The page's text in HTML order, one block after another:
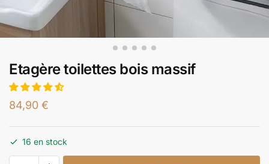
Etagère toilettes bois massif
84,90 €
16 en stock